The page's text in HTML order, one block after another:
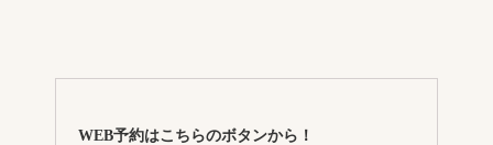
WEB予約はこちらのボタンから！